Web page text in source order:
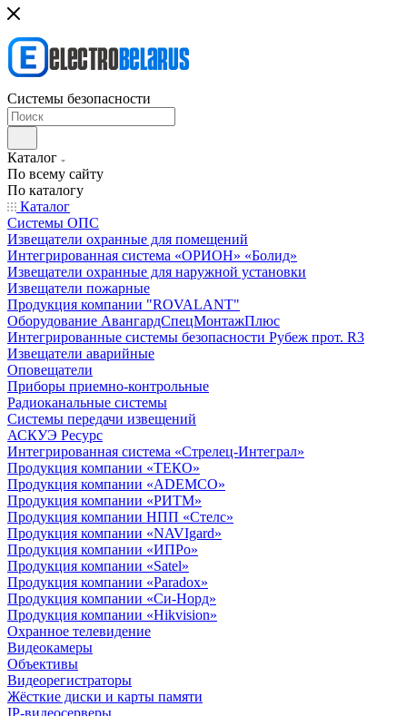
Системы безопасности
Каталог
По всему сайту
По каталогу
Каталог
Системы ОПС
Извещатели охранные для помещений
Интегрированная система «ОРИОН» «Болид»
Извещатели охранные для наружной установки
Извещатели пожарные
Продукция компании "ROVALANT"
Оборудование АвангардСпецМонтажПлюс
Интегрированные системы безопасности Рубеж прот. R3
Извещатели аварийные
Оповещатели
Приборы приемно-контрольные
Радиоканальные системы
Системы передачи извещений
АСКУЭ Ресурс
Интегрированная система «Стрелец-Интеграл»
Продукция компании «ТЕКО»
Продукция компании «ADEMCO»
Продукция компании «РИТМ»
Продукция компании НПП «Стелс»
Продукция компании «NAVIgard»
Продукция компании «ИПРо»
Продукция компании «Satel»
Продукция компании «Paradox»
Продукция компании «Си-Норд»
Продукция компании «Hikvision»
Охранное телевидение
Видеокамеры
Объективы
Видеорегистраторы
Жёсткие диски и карты памяти
IP-видеосерверы